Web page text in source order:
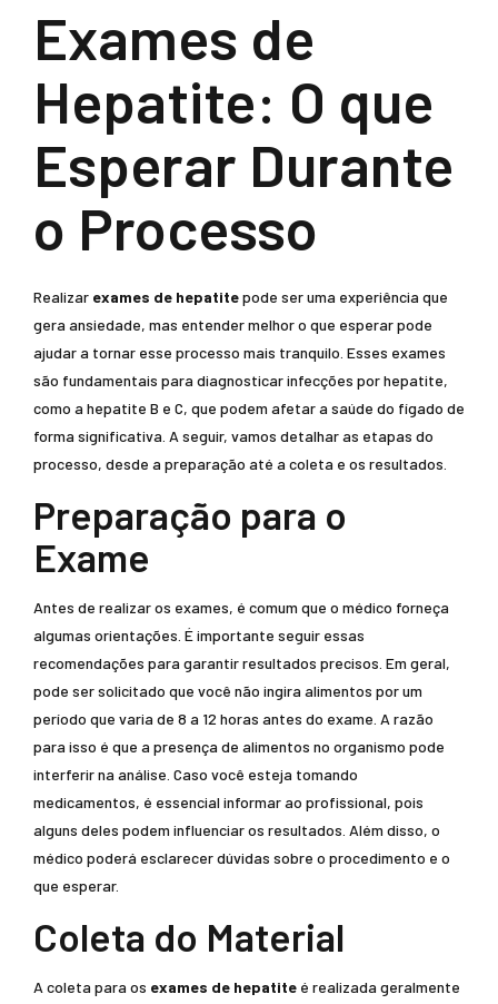
Exames de
Hepatite: O que
Esperar Durante
o Processo
Realizar exames de hepatitepode ser uma experiência que
gera ansiedade, mas entender melhor o que esperar pode
ajudar a tornar esse processo mais tranquilo. Esses exames
são fundamentais para diagnosticar infecções por hepatite,
como a hepatite B e C, que podem afetar a saúde do fígado de
forma significativa. A seguir, vamos detalhar as etapas do
processo, desde a preparação até a coleta e os resultados.
Preparação para o
Exame
Antes de realizar os exames, é comum que o médico forneça
algumas orientações. É importante seguir essas
recomendações para garantir resultados precisos. Em geral,
pode ser solicitado que você não ingira alimentos por um
período que varia de 8 a 12 horas antes do exame. A razão
para isso é que a presença de alimentos no organismo pode
interferir na análise. Caso você esteja tomando
medicamentos, é essencial informar ao profissional, pois
alguns deles podem influenciar os resultados. Além disso, o
médico poderá esclarecer dúvidas sobre o procedimento e o
que esperar.
Coleta do Material
A coleta para os exames de hepatite é realizada geralmente